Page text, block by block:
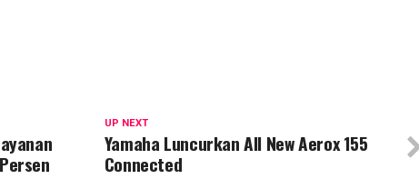
UP NEXT
Yamaha Luncurkan All New Aerox 155
Connected